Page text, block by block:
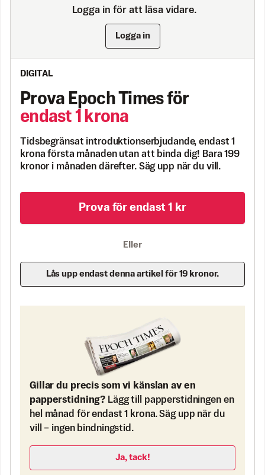
Logga in för att läsa vidare.
Logga in
DIGITAL
Prova Epoch Times för
endast 1 krona
Tidsbegränsat introduktionserbjudande, endast 1
krona första månaden utan att binda dig! Bara 199
kronor i månaden därefter. Säg upp när du vill.
Prova för endast 1 kr
Eller
Lås upp endast denna artikel för 19 kronor.
Gillar du precis som vi känslan av en
papperstidning? Lägg till papperstidningen en
hel månad för endast 1 krona. Säg upp när du
vill – ingen bindningstid.
Ja, tack!